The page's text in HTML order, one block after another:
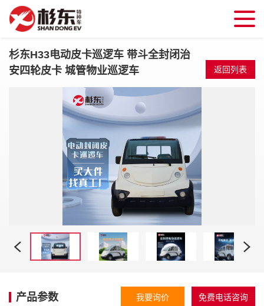
杉东H33电动皮卡巡逻车 带斗全封闭治
安四轮皮卡 城管物业巡逻车
返回列表
产品参数 我要询价 免费电话咨询